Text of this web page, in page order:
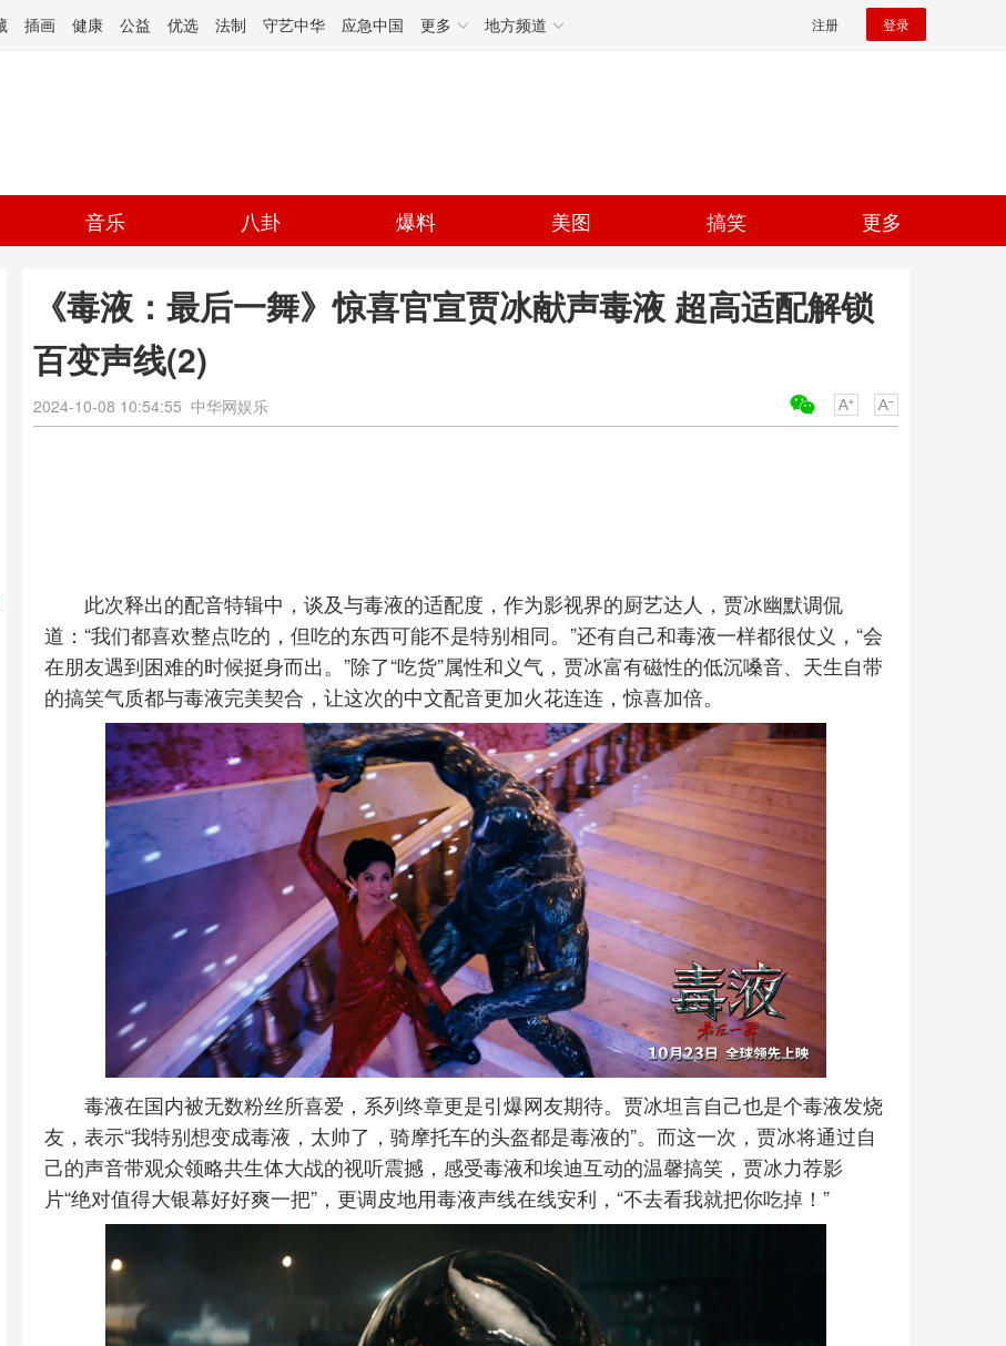
插画 健康 公益 优选 法制 守艺中华 应急中国 更多 地方频道 注册 登录
音乐 八卦 爆料 美图 搞笑 更多
《毒液：最后一舞》惊喜官宣贾冰献声毒液 超高适配解锁
百变声线(2)
2024-10-08 10:54:55 中华网娱乐
此次释出的配音特辑中，谈及与毒液的适配度，作为影视界的厨艺达人，贾冰幽默调侃
道：“我们都喜欢整点吃的，但吃的东西可能不是特别相同。”还有自己和毒液一样都很仗义，“会
在朋友遇到困难的时候挺身而出。”除了“吃货”属性和义气，贾冰富有磁性的低沉嗓音、天生自带
的搞笑气质都与毒液完美契合，让这次的中文配音更加火花连连，惊喜加倍。
毒液在国内被无数粉丝所喜爱，系列终章更是引爆网友期待。贾冰坦言自己也是个毒液发烧
友，表示“我特别想变成毒液，太帅了，骑摩托车的头盔都是毒液的”。而这一次，贾冰将通过自
己的声音带观众领略共生体大战的视听震撼，感受毒液和埃迪互动的温馨搞笑，贾冰力荐影
片“绝对值得大银幕好好爽一把”，更调皮地用毒液声线在线安利，“不去看我就把你吃掉！”